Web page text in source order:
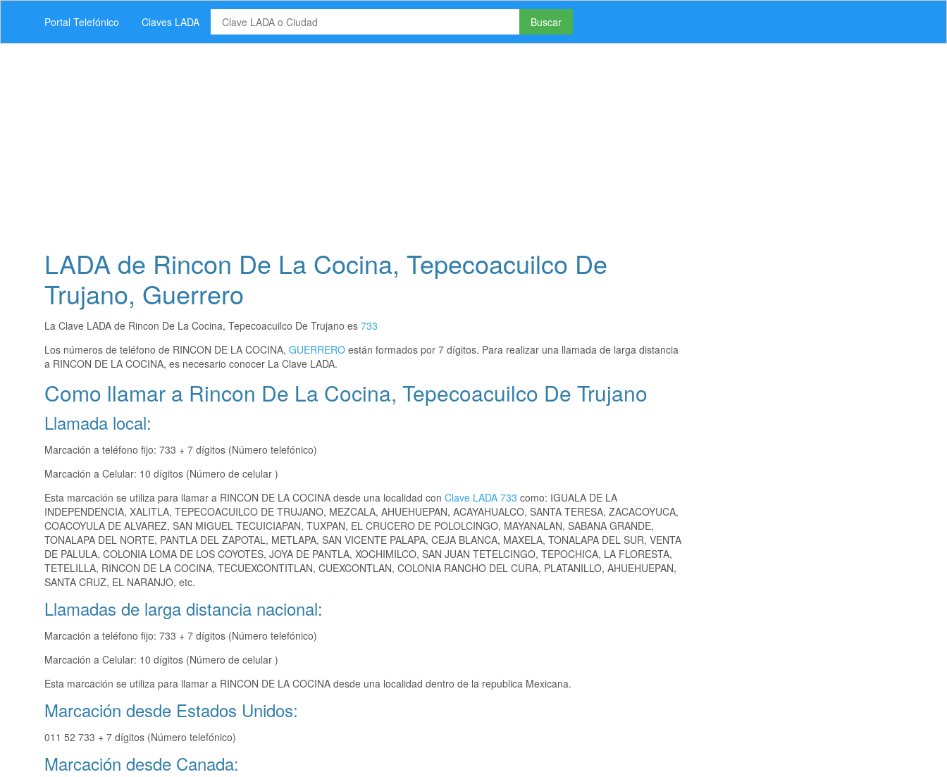
Portal Telefónico Claves LADA Buscar
LADA de Rincon De La Cocina, Tepecoacuilco De
Trujano, Guerrero
La Clave LADA de Rincon De La Cocina, Tepecoacuilco De Trujano es 733
Los números de teléfono de RINCON DE LA COCINA, GUERRERO están formados por 7 dígitos. Para realizar una llamada de larga distancia
a RINCON DE LA COCINA, es necesario conocer La Clave LADA.
Como llamar a Rincon De La Cocina, Tepecoacuilco De Trujano
Llamada local:
Marcación a teléfono fijo: 733 + 7 dígitos (Número telefónico)
Marcación a Celular: 10 dígitos (Número de celular )
Esta marcación se utiliza para llamar a RINCON DE LA COCINA desde una localidad con Clave LADA 733 como: IGUALA DE LA
INDEPENDENCIA, XALITLA, TEPECOACUILCO DE TRUJANO, MEZCALA, AHUEHUEPAN, ACAYAHUALCO, SANTA TERESA, ZACACOYUCA,
COACOYULA DE ALVAREZ, SAN MIGUEL TECUICIAPAN, TUXPAN, EL CRUCERO DE POLOLCINGO, MAYANALAN, SABANA GRANDE,
TONALAPA DEL NORTE, PANTLA DEL ZAPOTAL, METLAPA, SAN VICENTE PALAPA, CEJA BLANCA, MAXELA, TONALAPA DEL SUR, VENTA
DE PALULA, COLONIA LOMA DE LOS COYOTES, JOYA DE PANTLA, XOCHIMILCO, SAN JUAN TETELCINGO, TEPOCHICA, LA FLORESTA,
TETELILLA, RINCON DE LA COCINA, TECUEXCONTITLAN, CUEXCONTLAN, COLONIA RANCHO DEL CURA, PLATANILLO, AHUEHUEPAN,
SANTA CRUZ, EL NARANJO, etc.
Llamadas de larga distancia nacional:
Marcación a teléfono fijo: 733 + 7 dígitos (Número telefónico)
Marcación a Celular: 10 dígitos (Número de celular )
Esta marcación se utiliza para llamar a RINCON DE LA COCINA desde una localidad dentro de la republica Mexicana.
Marcación desde Estados Unidos:
011 52 733 + 7 dígitos (Número telefónico)
Marcación desde Canada: